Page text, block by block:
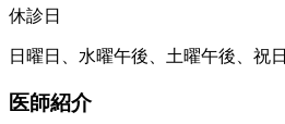
休診日
日曜日、水曜午後、土曜午後、祝日
医師紹介